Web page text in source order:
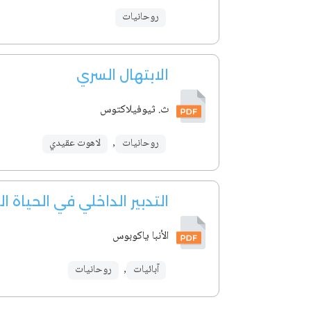
روحانيات
الابتهال السري
ث. ثيوفيلاكتوس
روحانيات , لاهوت عقيدي
التدبير الداخلي في الحياة
الأنبا ياكوبوس
آبائيات , روحانيات